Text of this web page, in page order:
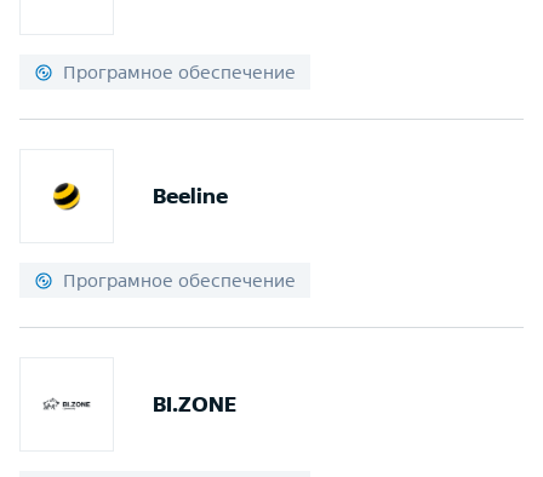
Програмное обеспечение
Beeline
Програмное обеспечение
BI.ZONE